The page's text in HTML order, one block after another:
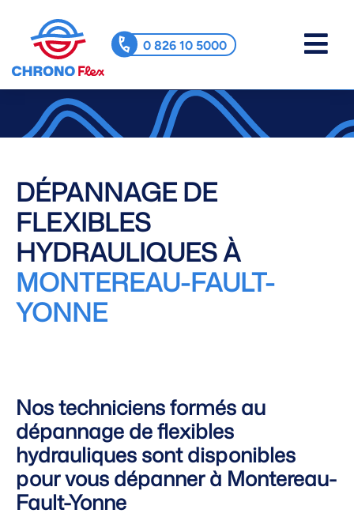
0 826 10 5000
DÉPANNAGE DE
FLEXIBLES
HYDRAULIQUES À
MONTEREAU-FAULT-
YONNE
Nos techniciens formés au
dépannage de flexibles
hydrauliques sont disponibles
pour vous dépanner à Montereau-
Fault-Yonne